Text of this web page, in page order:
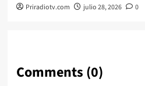
Priradiotv.com julio 28, 2026 0
Comments (0)